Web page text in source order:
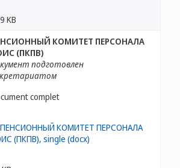
KB
КОМИТЕТ ПЕРСОНАЛА
(ПКПВ)
подготовлен
complet